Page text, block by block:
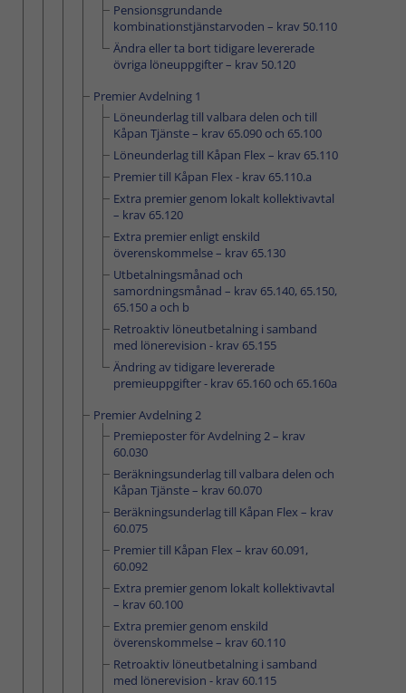
Pensionsgrundande
kombinationstjänstarvoden – krav 50.110
Ändra eller ta bort tidigare levererade
övriga löneuppgifter – krav 50.120
Premier Avdelning 1
Löneunderlag till valbara delen och till
Kåpan Tjänste – krav 65.090 och 65.100
Löneunderlag till Kåpan Flex – krav 65.110
Premier till Kåpan Flex - krav 65.110.a
Extra premier genom lokalt kollektivavtal
– krav 65.120
Extra premier enligt enskild
överenskommelse – krav 65.130
Utbetalningsmånad och
samordningsmånad – krav 65.140, 65.150,
65.150 a och b
Retroaktiv löneutbetalning i samband
med lönerevision - krav 65.155
Ändring av tidigare levererade
premieuppgifter - krav 65.160 och 65.160a
Premier Avdelning 2
Premieposter för Avdelning 2 – krav
60.030
Beräkningsunderlag till valbara delen och
Kåpan Tjänste – krav 60.070
Beräkningsunderlag till Kåpan Flex – krav
60.075
Premier till Kåpan Flex – krav 60.091,
60.092
Extra premier genom lokalt kollektivavtal
– krav 60.100
Extra premier genom enskild
överenskommelse – krav 60.110
Retroaktiv löneutbetalning i samband
med lönerevision - krav 60.115